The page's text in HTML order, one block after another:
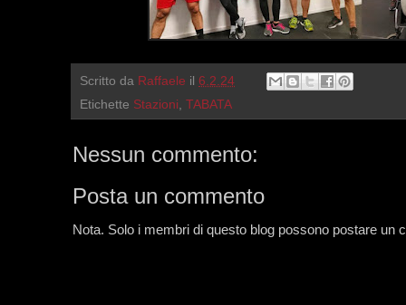
Scritto da Raffaele il 6.2.24
Etichette Stazioni, TABATA
Nessun commento:
Posta un commento
Nota. Solo i membri di questo blog possono postare un